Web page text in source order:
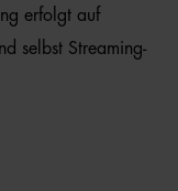
erfolgt auf
selbst Streaming-